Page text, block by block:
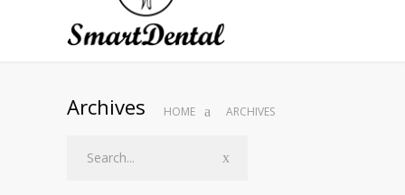
Archives HOME ARCHIVES